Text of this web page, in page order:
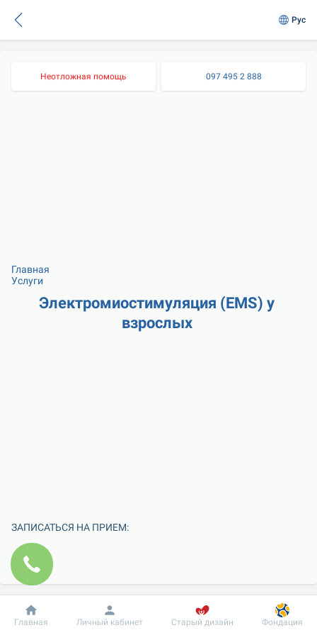
Рус
Неотложная помощь 097 495 2 888
Главная
Услуги
Электромиостимуляция (EMS) у
взрослых
ЗАПИСАТЬСЯ НА ПРИЕМ:
Добробут Информация Пациенту
Главная Личный кабинет Старый дизайн Фондация